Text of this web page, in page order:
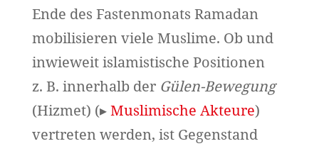
Ende des Fastenmonats Ramadan
mobilisieren viele Muslime. Ob und
inwieweit islamistische Positionen
z. B. innerhalb derGülen-Bewegung
(Hizmet) (▸Muslimische Akteure)
vertreten werden, ist Gegenstand